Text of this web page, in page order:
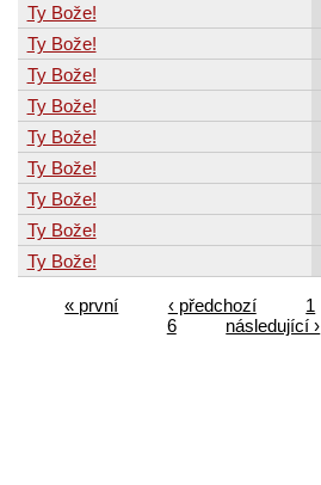
Ty Bože!
Ty Bože!
Ty Bože!
Ty Bože!
Ty Bože!
Ty Bože!
Ty Bože!
Ty Bože!
Ty Bože!
« první ‹ předchozí 1
6
následující ›